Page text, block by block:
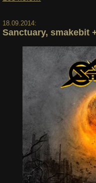
18.09.2014:
Sanctuary, smakebit